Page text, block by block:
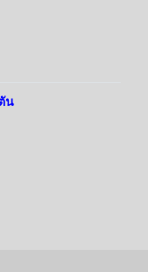
น